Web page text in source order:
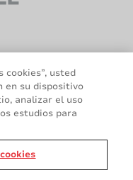
legales y de
legal
cookies”, usted
en su dispositivo
analizar el uso
estudios para